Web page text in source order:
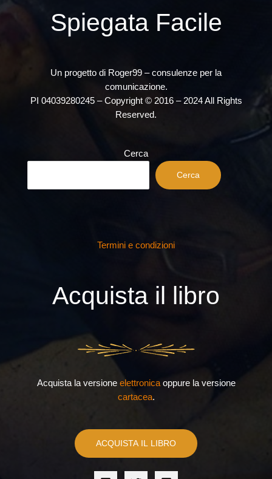
Spiegata Facile
Un progetto di Roger99 – consulenze per la
comunicazione.
PI 04039280245 – Copyright © 2016 – 2024 All Rights
Reserved.
Cerca
Cerca
Termini e condizioni
Acquista il libro
Acquista la versione elettronicaoppure la versione
cartacea.
ACQUISTA IL LIBRO